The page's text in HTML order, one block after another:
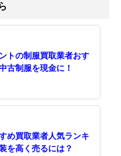
トの制服買取業者おす
古制服を現金に！
め買取業者人気ランキ
を高く売るには？